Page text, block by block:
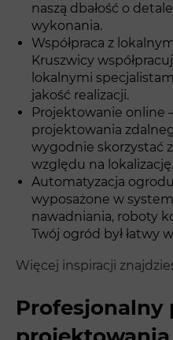
naszą dbałość o
wykonania.
Współpraca z
Kruszwicy
lokalnymi
jakość realizacji.
Projektowanie online
projektowania
wygodnie skorzystać
względu na lokalizację.
Automatyzacja
wyposażone w
nawadniania, roboty
Twój ogród był łatwy
Więcej inspiracji
Profesjonalny